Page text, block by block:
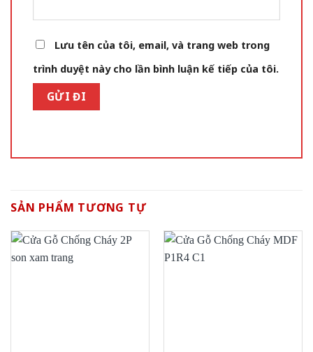
Lưu tên của tôi, email, và trang web trong
trình duyệt này cho lần bình luận kế tiếp của tôi.
SẢN PHẨM TƯƠNG TỰ